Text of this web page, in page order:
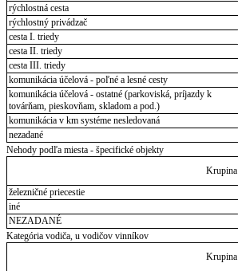
rýchlostná cesta
rýchlostný privádzač
cesta I. triedy
cesta II. triedy
cesta III. triedy
komunikácia účelová - poľné a lesné cesty
komunikácia účelová - ostatné (parkoviská, príjazdy k
továrňam, pieskovňam, skladom a pod.)
komunikácia v km systéme nesledovaná
nezadané
Nehody podľa miesta - špecifické objekty
Krupina
železničné priecestie
iné
NEZADANÉ
Kategória vodiča, u vodičov vinníkov
Krupina